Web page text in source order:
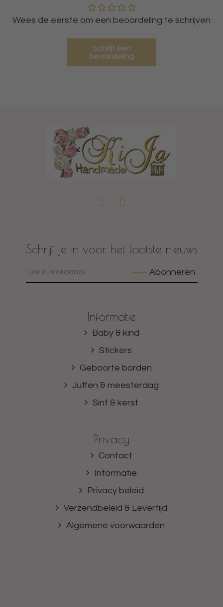
Wees de eerste om een beoordeling te schrijven
Schrijf een
beoordeling
Schrijf je in voor het laatste nieuws
Abonneren
Informatie
Baby & kind
Stickers
Geboorte borden
Juffen & meesterdag
Sint & kerst
Privacy
Contact
Informatie
Privacy beleid
Verzendbeleid & Levertijd
Algemene voorwaarden